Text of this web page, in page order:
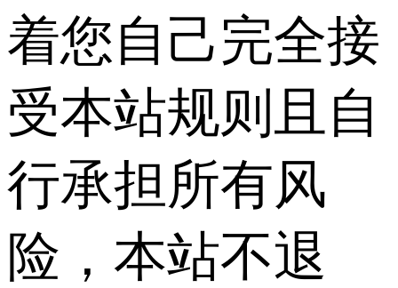
着您自己完全接
受本站规则且自
行承担所有风
险，本站不退